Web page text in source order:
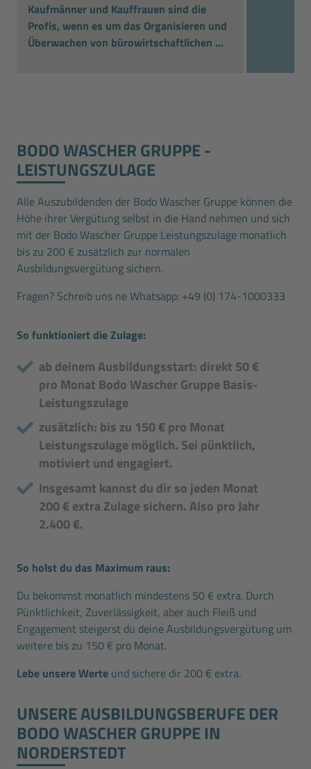
Kaufmänner und Kauffrauen sind die
Profis, wenn es um das Organisieren und
Überwachen von bürowirtschaftlichen ...
BODO WASCHER GRUPPE ­
LEISTUNGSZULAGE
Alle Auszubildenden der Bodo Wascher Gruppe können die
Höhe ihrer Vergütung selbst in die Hand nehmen und sich
mit der Bodo Wascher Gruppe Leistungszulage monatlich
bis zu 200 € zusätzlich zur normalen
Ausbildungsvergütung sichern.
Fragen? Schreib uns ne Whatsapp: +49 (0) 174-1000333
So funktioniert die Zulage:
ab deinem Ausbildungsstart: direkt 50 €
pro Monat Bodo Wascher Gruppe Basis-
Leistungszulage
zusätzlich: bis zu 150 € pro Monat
Leistungszulage möglich. Sei pünktlich,
motiviert und engagiert.
Insgesamt kannst du dir so jeden Monat
200 € extra Zulage sichern. Also pro Jahr
2.400 €.
So holst du das Maximum raus:
Du bekommst monatlich mindestens 50 € extra. Durch
Pünktlichkeit, Zuverlässigkeit, aber auch Fleiß und
Engagement steigerst du deine Ausbildungsvergütung um
weitere bis zu 150 € pro Monat.
Lebe unsere Werte und sichere dir 200 € extra.
UNSERE AUSBILDUNGS­BERUFE DER
BODO WASCHER GRUPPE IN
NORDERSTEDT